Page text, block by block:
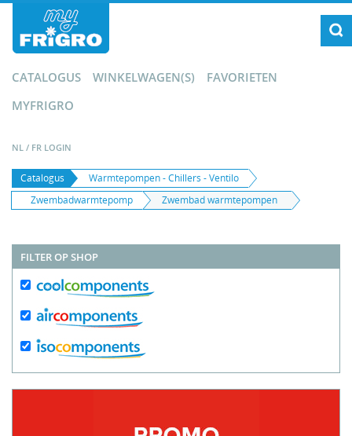
CATALOGUS WINKELWAGEN(S)
FAVORIETEN
MYFRIGRO
NL / FR LOGIN
Catalogus
Warmtepompen - Chillers - Ventilo
Zwembadwarmtepomp
Zwembad warmtepompen
FILTER OP SHOP